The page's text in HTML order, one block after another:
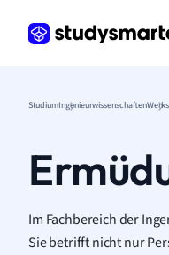
StudiumIngenieurwissenschaften
Im Fachbereich der
Sie betrifft nicht nur